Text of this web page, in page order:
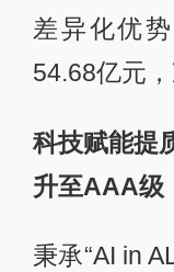
差异化优
54.68亿元
科技赋能提
升至AAA级
秉承“AI in